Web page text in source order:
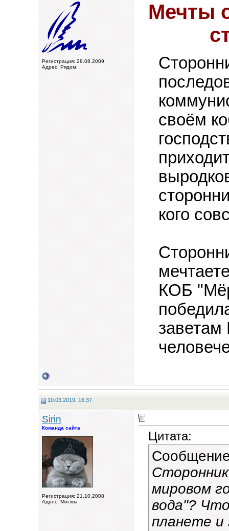
Регистрация: 28.08.2009
Адрес: Рядом.
Мечты
своём
кого
КОБ
10.03.2019, 16:37
Sirin
Команда сайта
Регистрация: 21.10.2008
Адрес: Москва
Цитата:
мировом
вода"?
планете и